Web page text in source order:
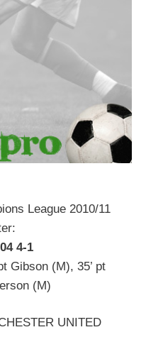
League 2010/11
4-1
Gibson (M), 35’ pt
(M)
UNITED